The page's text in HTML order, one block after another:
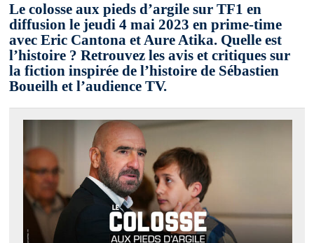
Le colosse aux pieds d’argile sur TF1 en
diffusion le jeudi 4 mai 2023 en prime-time
avec Eric Cantona et Aure Atika. Quelle est
l’histoire ? Retrouvez les avis et critiques sur
la fiction inspirée de l’histoire de Sébastien
Boueilh et l’audience TV.